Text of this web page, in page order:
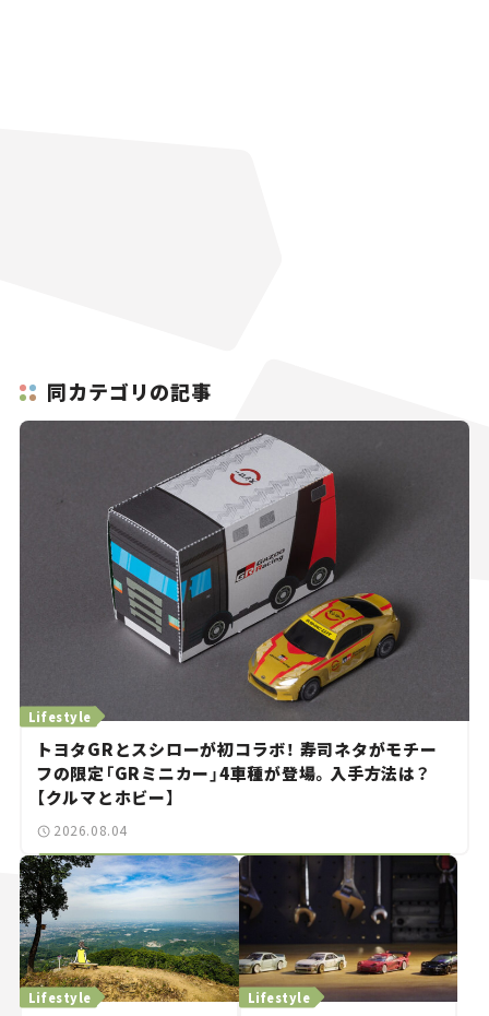
同カテゴリの記事
トヨタGRとスシローが初コラボ！ 寿司ネタがモチー
フの限定「GRミニカー」4車種が登場。入手方法は？
【クルマとホビー】
Lifestyle
2026.08.04
Lifestyle Lifestyle